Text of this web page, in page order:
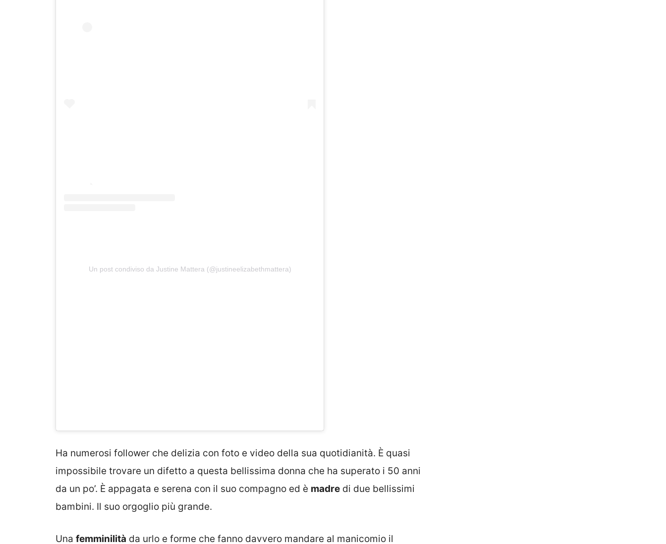
Un post condiviso da Justine Mattera (@justineelizabethmattera)
Ha numerosi follower che delizia con foto e video della sua quotidianità. È quasi
impossibile trovare un difetto a questa bellissima donna che ha superato i 50 anni
da un po’. È appagata e serena con il suo compagno ed è madre di due bellissimi
bambini. Il suo orgoglio più grande.
Una femminilità da urlo e forme che fanno davvero mandare al manicomio il